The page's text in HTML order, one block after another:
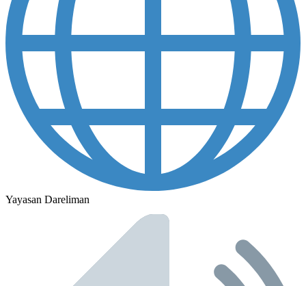
Yayasan Dareliman